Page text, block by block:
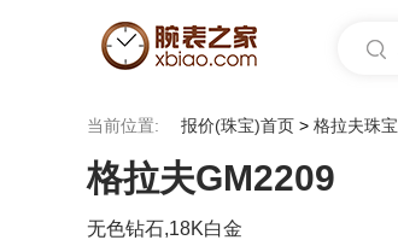
当前位置: 报价(珠宝)首页 > 格拉夫珠宝
格拉夫GM2209
无色钻石,18K白金